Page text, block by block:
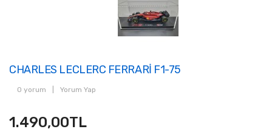
CHARLES LECLERC FERRARİ F1-75
0 yorum Yorum Yap
1.490,00TL